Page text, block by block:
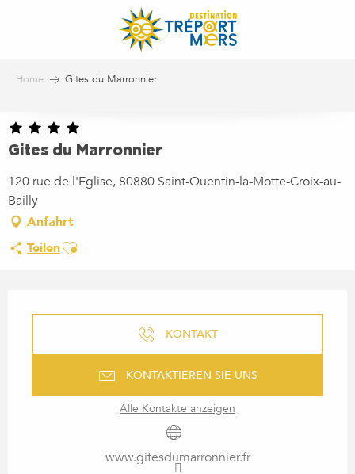
Home Gites du Marronnier
Gites du Marronnier
120 rue de l'Eglise, 80880 Saint-Quentin-la-Motte-Croix-au-
Bailly
Anfahrt
TeilenAjouter aux favoris
KONTAKT
KONTAKTIEREN SIE UNS
Alle Kontakte anzeigen
www.gitesdumarronnier.fr